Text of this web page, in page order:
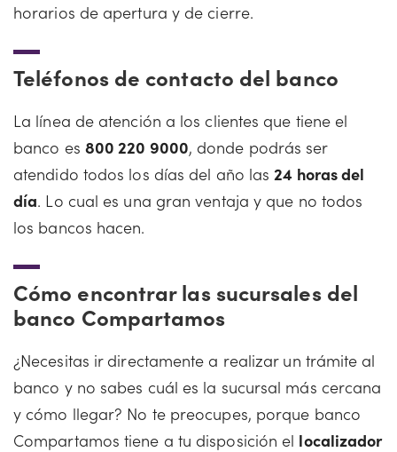
horarios de apertura y de cierre.
Teléfonos de contacto del banco
La línea de atención a los clientes que tiene el
banco es 800 220 9000, donde podrás ser
atendido todos los días del año las24 horas del
día. Lo cual es una gran ventaja y que no todos
los bancos hacen.
Cómo encontrar las sucursales del
banco Compartamos
¿Necesitas ir directamente a realizar un trámite al
banco y no sabes cuál es la sucursal más cercana
y cómo llegar? No te preocupes, porque banco
Compartamos tiene a tu disposición el localizador